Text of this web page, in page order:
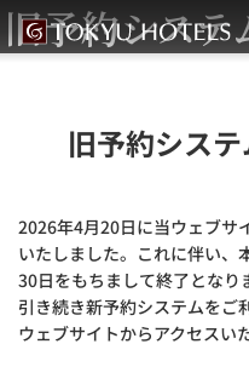
旧予約システ
旧予約シス
2026年4月20日に当ウェブサ
いたしました。これに伴い、
30日をもちまして終了となり
引き続き新予約システムをご
ウェブサイトからアクセスい